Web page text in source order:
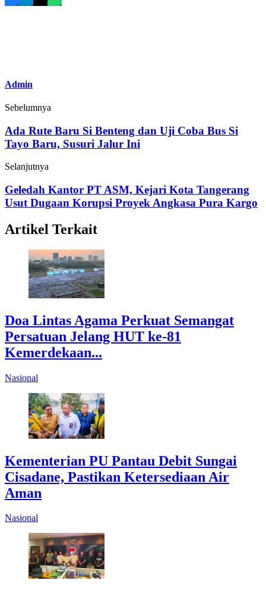
Admin
Sebelumnya
Ada Rute Baru Si Benteng dan Uji Coba Bus Si
Tayo Baru, Susuri Jalur Ini
Selanjutnya
Geledah Kantor PT ASM, Kejari Kota Tangerang
Usut Dugaan Korupsi Proyek Angkasa Pura Kargo
Artikel Terkait
Doa Lintas Agama Perkuat Semangat
Persatuan Jelang HUT ke-81
Kemerdekaan...
Nasional
Kementerian PU Pantau Debit Sungai
Cisadane, Pastikan Ketersediaan Air
Aman
Nasional